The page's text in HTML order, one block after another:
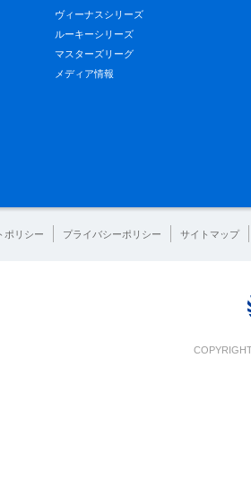
ヴィーナスシリーズ
ルーキーシリーズ
マスターズリーグ
メディア情報
ポリシー プライバシーポリシー サイトマップ